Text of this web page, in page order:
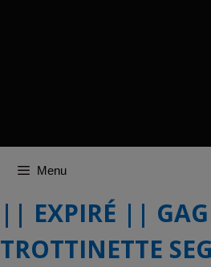
Menu
|| EXPIRÉ ||
TROTTINETTE